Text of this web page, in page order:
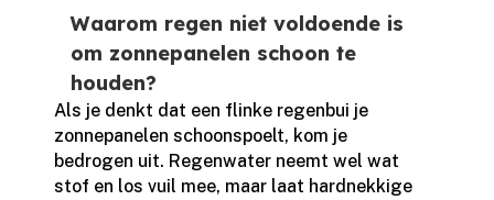
Waarom regen niet voldoende is
om zonnepanelen schoon te
houden?
Als je denkt dat een flinke regenbui je
zonnepanelen schoonspoelt, kom je
bedrogen uit.​ Regenwater neemt wel wat
stof en los vuil mee, maar laat hardnekkige